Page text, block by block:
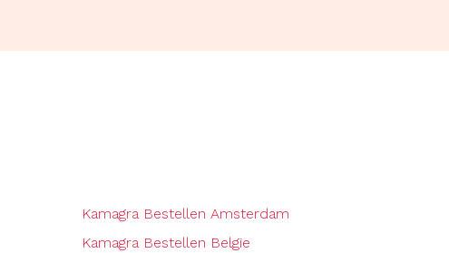
Kamagra Bestellen Amsterdam
Kamagra Bestellen Belgie